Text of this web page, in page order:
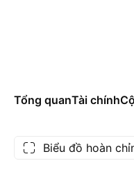
Tổng quanTài chính
Biểu đồ hoàn